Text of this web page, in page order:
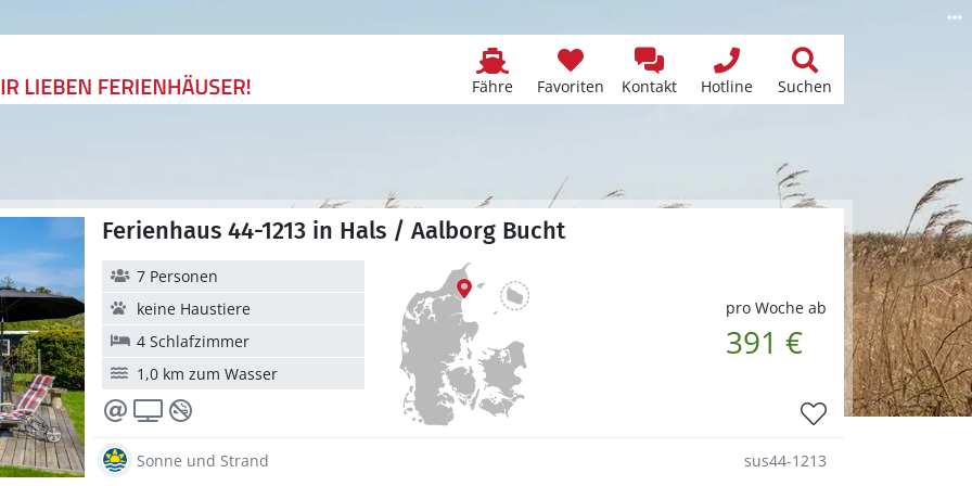
Fähre Favoriten Kontakt Hotline Suchen
Ferienhaus 44-1213 in Hals / Aalborg Bucht
pro Woche ab
391 €
7 Personen
keine Haustiere
4 Schlafzimmer
1,0 km zum Wasser
Sonne und Strand sus44-1213